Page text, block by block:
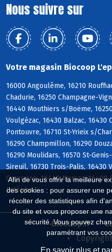
Afin de vous offrir la meilleure
des cookies : pour assurer une
récolter des statistiques afin
du site et vous proposer une
sécurité. Vous pouvez
paramétrant vos
En savoir plus et
Nous suivre sur
Votre magasin Biocoop
16000 Angoulême, 16210
Chadurie, 16250 Champagne-
16440 Mouthiers s/Boëme,
Voulgézac, 16430 Balzac, 16430
Pontouvre, 16710 St-Yrieix s/
16290 Champmillon, 16290
16290 Moulidars, 16570 St-
Sireuil, 16730 Trois-Palis, 16430
Couronne, 16440 Nersac,
Estèphe
Biocoop.fr